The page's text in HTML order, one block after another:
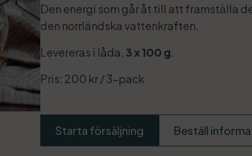
Den energi som går åt till att framställa
den norrländska vattenkraften.
Levereras i låda, 3 x 100 g.
Pris: 200 kr / 3-pack
Starta försäljning Beställ